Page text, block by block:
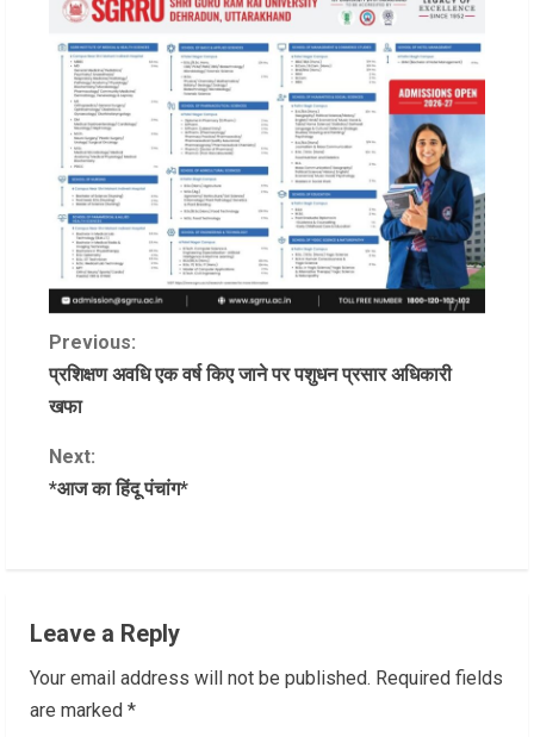
C
o
n
t
u
e
Previous:
प्रशिक्षण अवधि एक वर्ष किए जाने पर पशुधन प्रसार अधिकारी
खफा
Next:
*आज का हिंदू पंचांग*
Leave a Reply
Your email address will not be published. Required fields
are marked *